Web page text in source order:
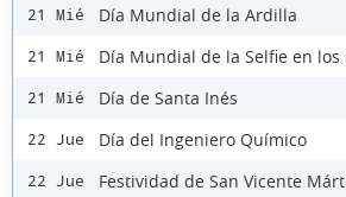
21 Mié Día Mundial de la Ardilla
21 Mié Día Mundial de la Selfie en los
21 Mié Día de Santa Inés
22 Jue Día del Ingeniero Químico
22 Jue Festividad de San Vicente